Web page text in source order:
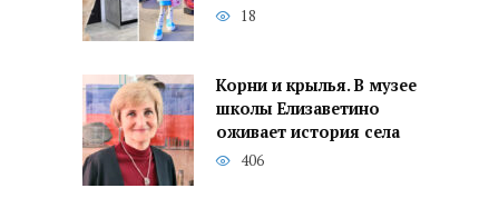
18
Корни и крылья. В музее
школы Елизаветино
оживает история села
406